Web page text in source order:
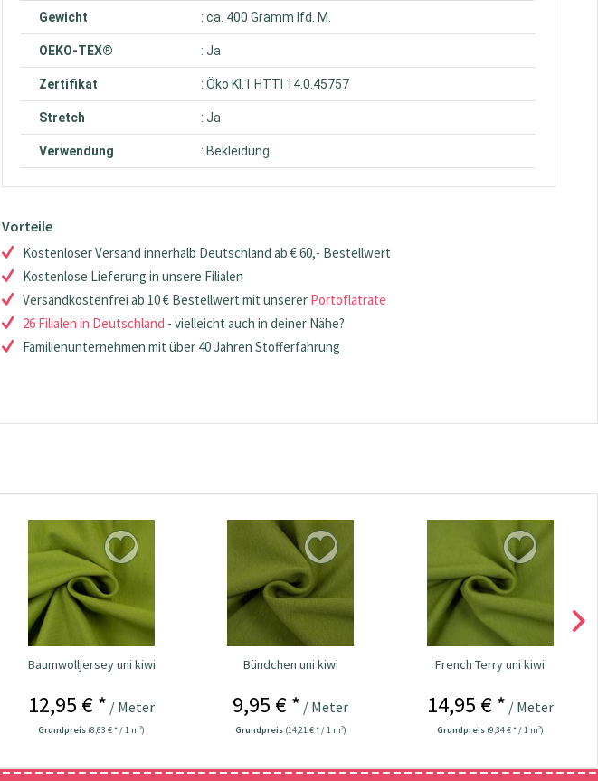
Gewicht : ca. 400 Gramm lfd. M.
OEKO-TEX® : Ja
Zertifikat : Öko Kl.1 HTTI 14.0.45757
Stretch : Ja
Verwendung : Bekleidung
Vorteile
Kostenloser Versand innerhalb Deutschland ab € 60,- Bestellwert
Kostenlose Lieferung in unsere Filialen
Versandkostenfrei ab 10 € Bestellwert mit unserer Portoflatrate
26 Filialen in Deutschland - vielleicht auch in deiner Nähe?
Familienunternehmen mit über 40 Jahren Stofferfahrung
Baumwolljersey uni kiwi
12,95 € * / Meter
Grundpreis (8,63 € * / 1 m²)
Bündchen uni kiwi
9,95 € * / Meter
Grundpreis (14,21 € * / 1 m²)
French Terry uni kiwi
14,95 € * / Meter
Grundpreis (9,34 € * / 1 m²)